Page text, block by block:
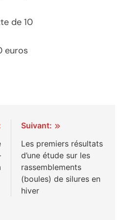
de 10
euros
Suivant:
Les premiers résultats
d’une étude sur les
rassemblements
(boules) de silures en
hiver